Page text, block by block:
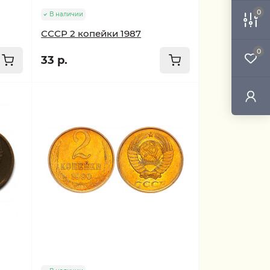
0
0
В наличии
СССР 2 копейки 1987
33 р.